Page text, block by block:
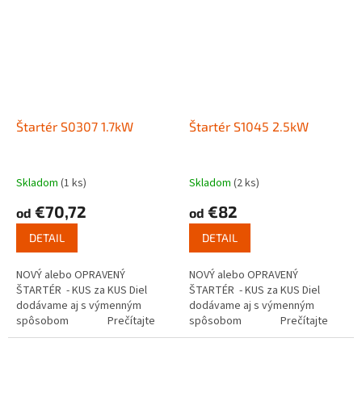
Štartér S0307 1.7kW
Skladom (1 ks)
od €70,72
DETAIL
NOVÝ alebo OPRAVENÝ
ŠTARTÉR - KUS za KUS Diel
dodávame aj s výmenným
spôsobom Prečítajte
si ako funguje...
Štartér S1045 2.5kW
Skladom (2 ks)
od €82
DETAIL
NOVÝ alebo OPRAVENÝ
ŠTARTÉR - KUS za KUS Diel
dodávame aj s výmenným
spôsobom Prečítajte
si ako funguje...